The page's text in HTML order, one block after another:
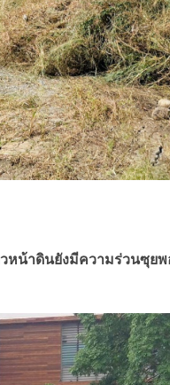
หน้าดินยังมีความร่วนซุย